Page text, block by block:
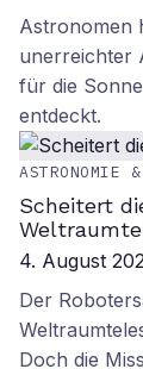
Astronomen
unerreichter
für die
entdeckt.
ASTRONOMIE
Scheitert
4. August
Der
Doch die